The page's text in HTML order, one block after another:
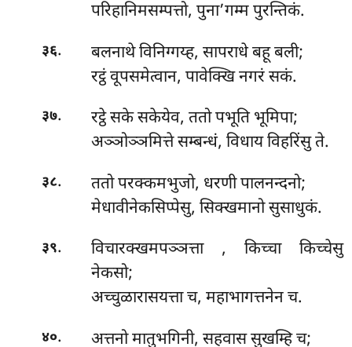
परिहानिमसम्पत्तो, पुना’गम्म पुरन्तिकं.
३६.
बलनाथे विनिग्गय्ह, सापराधे बहू बली;
रट्ठं वूपसमेत्वान, पावेक्खि नगरं सकं.
३७.
रट्ठे सके सकेयेव, ततो पभूति भूमिपा;
अञ्ञोञ्ञमित्ते सम्बन्धं, विधाय विहरिंसु ते.
३८.
ततो परक्कमभुजो, धरणी पालनन्दनो;
मेधावीनेकसिप्पेसु, सिक्खमानो सुसाधुकं.
३९. विचारक्खमपञ्ञत्ता , किच्चा किच्चेसु
नेकसो;
अच्चुळारासयत्ता च, महाभागत्तनेन च.
४०.
अत्तनो मातुभगिनी, सहवास सुखम्हि च;